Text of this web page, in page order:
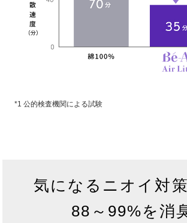
*1 公的検査機関による試験
気になるニオイ対
88～99%を消臭